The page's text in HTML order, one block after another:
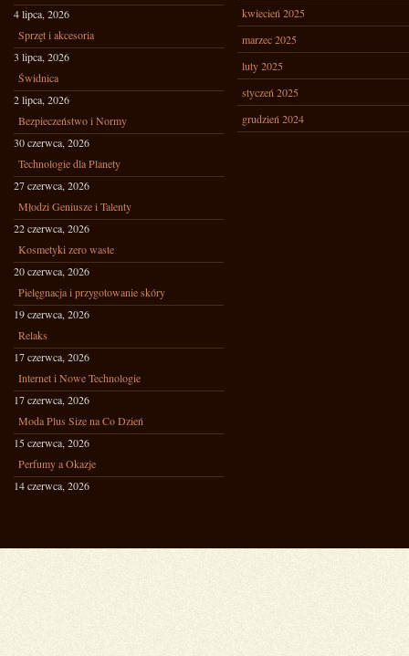
4 lipca, 2026
Sprzęt i akcesoria
3 lipca, 2026
Świdnica
2 lipca, 2026
Bezpieczeństwo i Normy
30 czerwca, 2026
Technologie dla Planety
27 czerwca, 2026
Młodzi Geniusze i Talenty
22 czerwca, 2026
Kosmetyki zero waste
20 czerwca, 2026
Pielęgnacja i przygotowanie skóry
19 czerwca, 2026
Relaks
17 czerwca, 2026
Internet i Nowe Technologie
17 czerwca, 2026
Moda Plus Size na Co Dzień
15 czerwca, 2026
Perfumy a Okazje
14 czerwca, 2026
kwiecień 2025
marzec 2025
luty 2025
styczeń 2025
grudzień 2024